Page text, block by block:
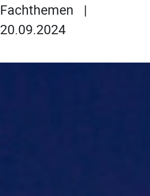
Fachthemen |
20.09.2024